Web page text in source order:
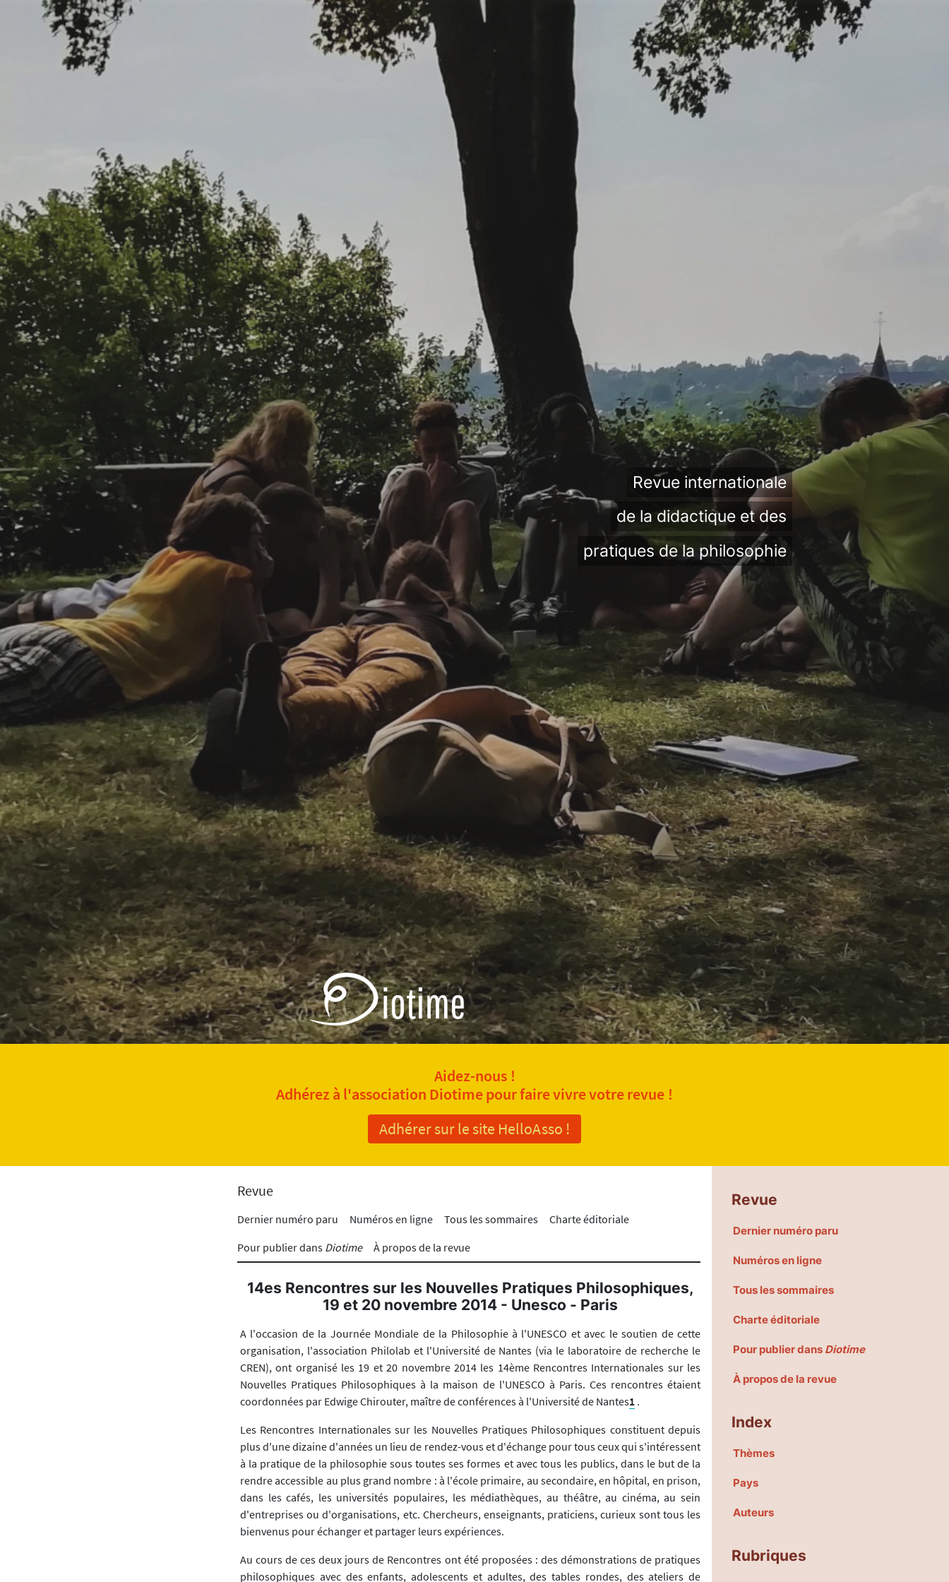
Revue internationale
de la didactique et des
pratiques de la philosophie
Aidez-nous !
Adhérez à l'association Diotime pour faire vivre votre revue !
Adhérer sur le site HelloAsso !
Revue
Dernier numéro paru Numéros en ligne Tous les sommaires
Charte éditoriale
Pour publier dans Diotime À propos de la revue
14es Rencontres sur les Nouvelles Pratiques Philosophiques,
19 et 20 novembre 2014 - Unesco - Paris
A l'occasion de la Journée Mondiale de la Philosophie à l'UNESCO et avec le soutien de cette
organisation, l'association Philolab et l'Université de Nantes (via le laboratoire de recherche le
CREN), ont organisé les 19 et 20 novembre 2014 les 14ème Rencontres Internationales sur les
Nouvelles Pratiques Philosophiques à la maison de l'UNESCO à Paris. Ces rencontres étaient
coordonnées par Edwige Chirouter, maître de conférences à l'Université de Nantes1 .
Les Rencontres Internationales sur les Nouvelles Pratiques Philosophiques constituent depuis
plus d'une dizaine d'années un lieu de rendez-vous et d'échange pour tous ceux qui s'intéressent
à la pratique de la philosophie sous toutes ses formes et avec tous les publics, dans le but de la
rendre accessible au plus grand nombre : à l'école primaire, au secondaire, en hôpital, en prison,
dans les cafés, les universités populaires, les médiathèques, au théâtre, au cinéma, au sein
d'entreprises ou d'organisations, etc. Chercheurs, enseignants, praticiens, curieux sont tous les
bienvenus pour échanger et partager leurs expériences.
Au cours de ces deux jours de Rencontres ont été proposées : des démonstrations de pratiques
philosophiques avec des enfants, adolescents et adultes, des tables rondes, des ateliers de
Revue
Dernier numéro paru
Numéros en ligne
Tous les sommaires
Charte éditoriale
Pour publier dans Diotime
À propos de la revue
Index
Thèmes
Pays
Auteurs
Rubriques